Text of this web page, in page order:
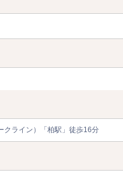
クライン）「柏駅」徒歩16分